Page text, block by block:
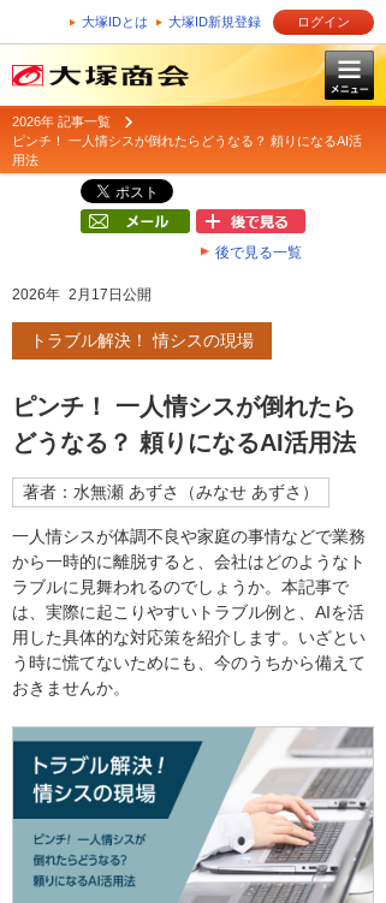
大塚IDとは 大塚ID新規登録 ログイン
2026年 記事一覧
ピンチ！ 一人情シスが倒れたらどうなる？ 頼りになるAI活
用法
後で見る一覧
2026年 2月17日公開
トラブル解決！ 情シスの現場
ピンチ！ 一人情シスが倒れたら
どうなる？ 頼りになるAI活用法
著者：水無瀬 あずさ（みなせ あずさ）
一人情シスが体調不良や家庭の事情などで業務
から一時的に離脱すると、会社はどのようなト
ラブルに見舞われるのでしょうか。本記事で
は、実際に起こりやすいトラブル例と、AIを活
用した具体的な対応策を紹介します。いざとい
う時に慌てないためにも、今のうちから備えて
おきませんか。